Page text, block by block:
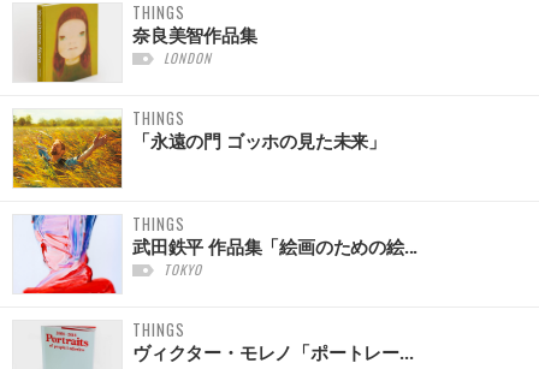
THINGS
奈良美智作品集
LONDON
THINGS
「永遠の門 ゴッホの見た未来」
THINGS
武田鉄平 作品集「絵画のための絵...
TOKYO
THINGS
ヴィクター・モレノ「ポートレー...